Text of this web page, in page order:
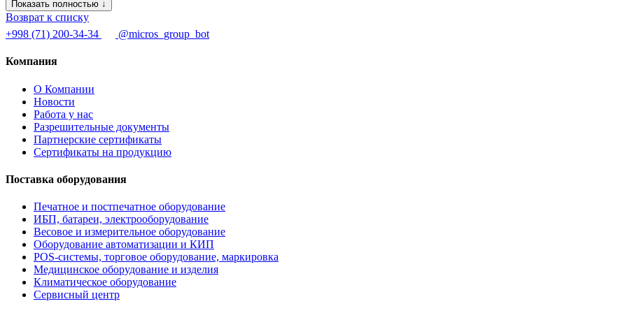
Показать полностью ↓
Возврат к списку
+998 (71) 200-34-34
@micros_group_bot
Компания
О Компании
Новости
Работа у нас
Разрешительные документы
Партнерские сертификаты
Сертификаты на продукцию
Поставка оборудования
Печатное и постпечатное оборудование
ИБП, батареи, электрооборудование
Весовое и измерительное оборудование
Оборудование автоматизации и КИП
POS-системы, торговое оборудование, маркировка
Медицинское оборудование и изделия
Климатическое оборудование
Сервисный центр